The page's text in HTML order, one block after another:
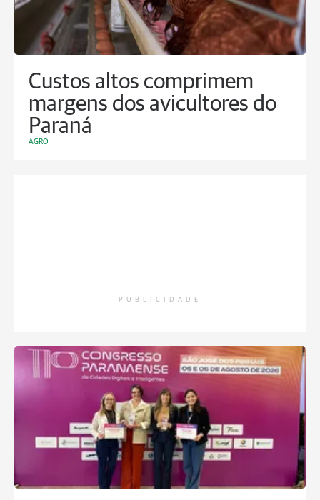
Custos altos comprimem
margens dos avicultores do
Paraná
AGRO
PUBLICIDADE